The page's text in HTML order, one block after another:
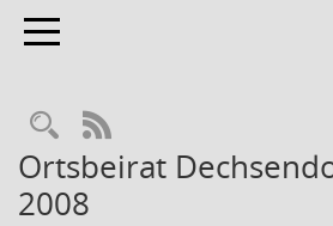
Toggle navigation
Rechercheauswahl
RSS-Feed
Ortsbeirat
2008